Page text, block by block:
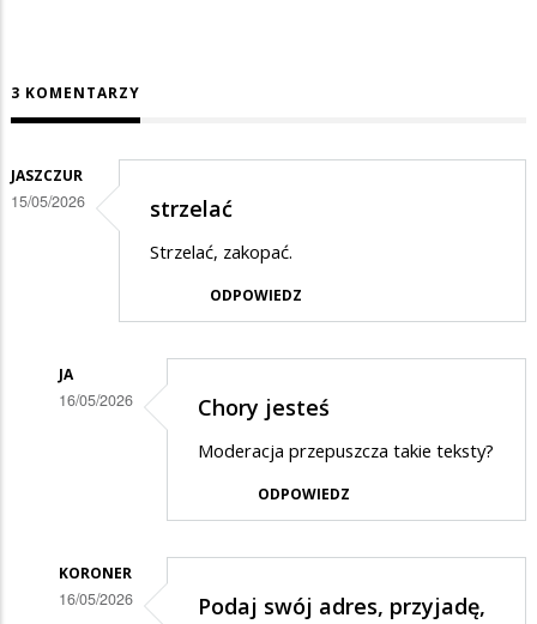
3 KOMENTARZY
JASZCZUR
15/05/2026 strzelać
Strzelać, zakopać.
ODPOWIEDZ
JA
16/05/2026
odpowiedzi
na
Chory jesteś
Moderacja przepuszcza takie teksty?
ODPOWIEDZ
KORONER
16/05/2026
Podaj swój adres, przyjadę,